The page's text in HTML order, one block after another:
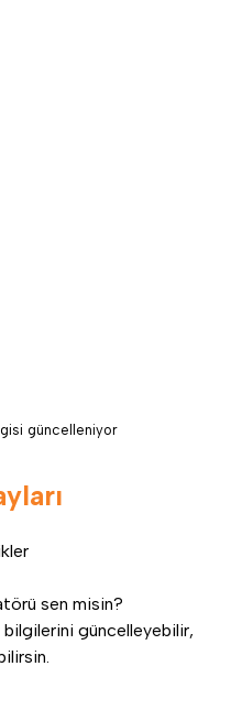
güncelleniyor
sen misin?
güncelleyebilir,